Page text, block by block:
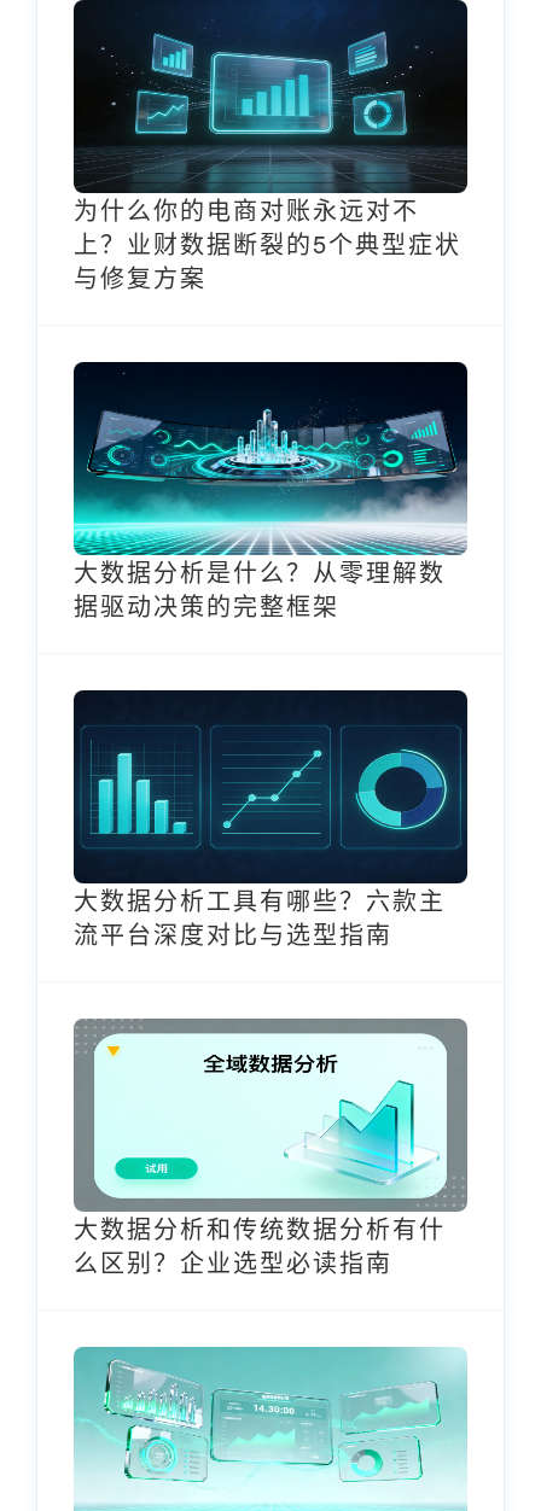
为什么你的电商对账永远对不
上？业财数据断裂的5个典型症状
与修复方案
大数据分析是什么？从零理解数
据驱动决策的完整框架
大数据分析工具有哪些？六款主
流平台深度对比与选型指南
大数据分析和传统数据分析有什
么区别？企业选型必读指南